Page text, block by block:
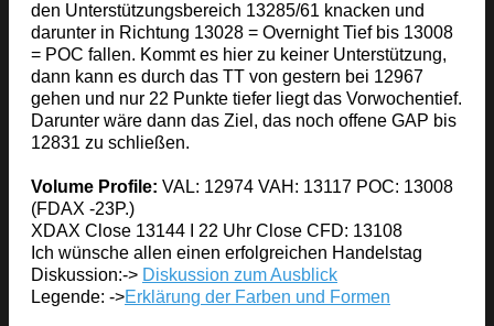
den Unterstützungsbereich 13285/61 knacken und
darunter in Richtung 13028 = Overnight Tief bis 13008
= POC fallen. Kommt es hier zu keiner Unterstützung,
dann kann es durch das TT von gestern bei 12967
gehen und nur 22 Punkte tiefer liegt das Vorwochentief.
Darunter wäre dann das Ziel, das noch offene GAP bis
12831 zu schließen.
Volume Profile: VAL: 12974 VAH: 13117 POC: 13008
(FDAX -23P.)
XDAX Close 13144 I 22 Uhr Close CFD: 13108
Ich wünsche allen einen erfolgreichen Handelstag
Diskussion:-> Diskussion zum Ausblick
Legende: ->Erklärung der Farben und Formen